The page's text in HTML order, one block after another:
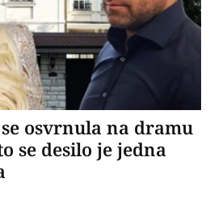
osvrnula na dramu
se desilo je jedna